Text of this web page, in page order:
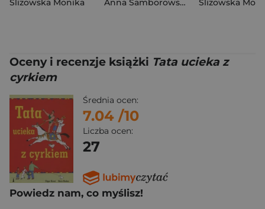
Ślizowska Monika
Anna Samborowska
Ślizowska
Oceny i recenzje książki Tata ucieka z
cyrkiem
Średnia ocen:
7.04 /10
Liczba ocen:
27
Powiedz nam, co myślisz!